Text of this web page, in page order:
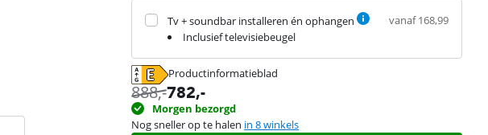
Tv + soundbar installeren én ophangen
Inclusief televisiebeugel
vanaf 168,99
Productinformatieblad
opent in nieuw tabblad
888,-782,-
Morgen bezorgd
Nog sneller op te halen in 8 winkels